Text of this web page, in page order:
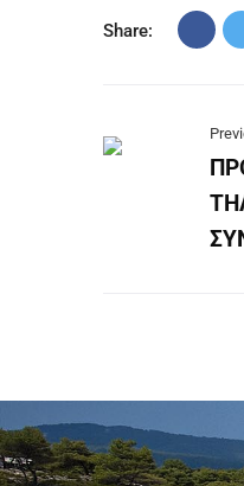
Share: